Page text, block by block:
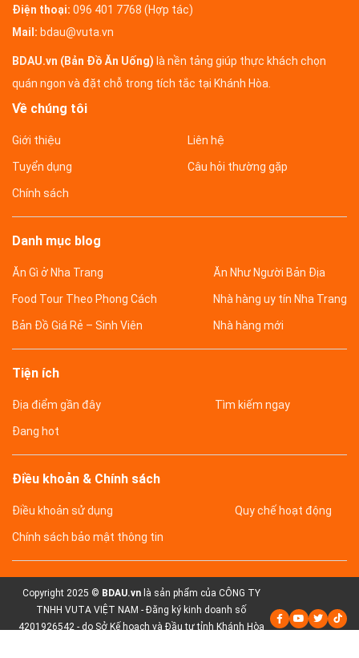
Điện thoại: 096 401 7768 (Hợp tác)
Mail: bdau@vuta.vn
BDAU.vn (Bản Đồ Ăn Uống) là nền tảng giúp thực khách chọn
quán ngon và đặt chỗ trong tích tắc tại Khánh Hòa.
Về chúng tôi
Giới thiệu Liên hệ
Tuyển dụng Câu hỏi thường gặp
Chính sách
Danh mục blog
Ăn Gì ở Nha Trang Ăn Như Người Bản Địa
Food Tour Theo Phong Cách Nhà hàng uy tín Nha Trang
Bản Đồ Giá Rẻ – Sinh Viên Nhà hàng mới
Tiện ích
Địa điểm gần đây Tìm kiếm ngay
Đang hot
Điều khoản & Chính sách
Điều khoản sử dụng Quy chế hoạt động
Chính sách bảo mật thông tin
Copyright 2025 © BDAU.vnlà sản phẩm của CÔNG TY
TNHH VUTA VIỆT NAM - Đăng ký kinh doanh số
4201926542 - do Sở Kế hoạch và Đầu tư tỉnh Khánh Hòa